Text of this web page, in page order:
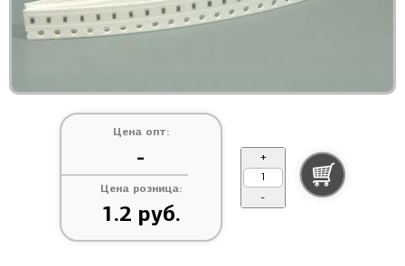
Цена опт:
-
Цена розница:
1.2 руб.
+
-